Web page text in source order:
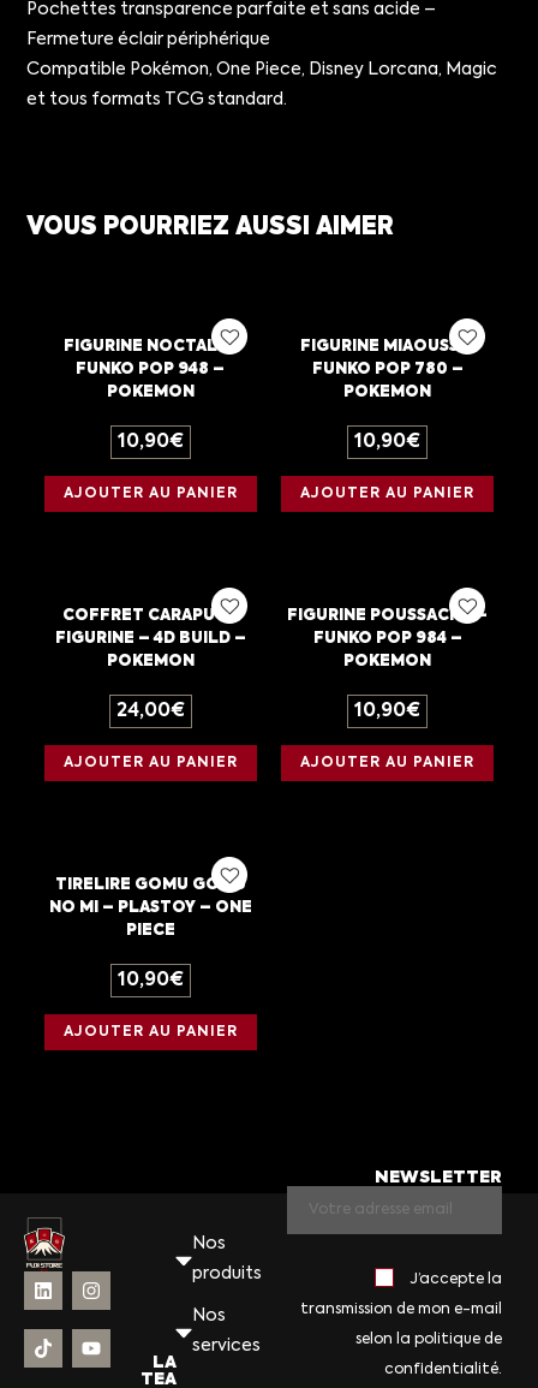
Pochettes transparence parfaite et sans acide –
Fermeture éclair périphérique
Compatible Pokémon, One Piece, Disney Lorcana, Magic
et tous formats TCG standard.
VOUS POURRIEZ AUSSI AIMER
FIGURINE NOCTALI –
FUNKO POP 948 –
POKEMON
10,90€
AJOUTER AU PANIER
FIGURINE MIAOUSS –
FUNKO POP 780 –
POKEMON
10,90€
AJOUTER AU PANIER
COFFRET CARAPUCE
FIGURINE – 4D BUILD –
POKEMON
24,00€
AJOUTER AU PANIER
FIGURINE POUSSACHA –
FUNKO POP 984 –
POKEMON
10,90€
AJOUTER AU PANIER
TIRELIRE GOMU GOMU
NO MI – PLASTOY – ONE
PIECE
10,90€
AJOUTER AU PANIER
Nos
produits
Nos
services
LA
TEA
NEWSLETTER
J’accepte la
transmission de mon e-mail
selon la politique de
confidentialité.